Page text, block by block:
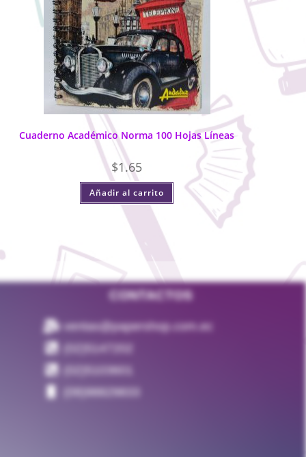
Cuaderno Académico Norma 100 Hojas Líneas
$1.65
Añadir al carrito
CONTACTOS
ventas@papershop.com.ec
(02)5147202
(02)5103601
(09)98829833